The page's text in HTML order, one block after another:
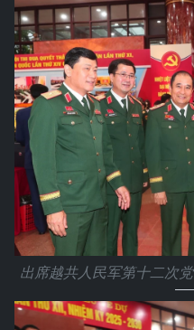
出席越共人民军第十二次